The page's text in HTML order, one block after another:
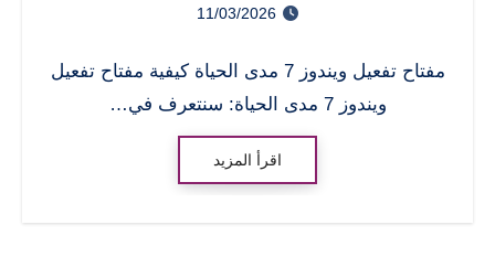
11/03/2026
مفتاح تفعيل ويندوز 7 مدى الحياة كيفية مفتاح تفعيل
ويندوز 7 مدى الحياة: سنتعرف في…
اقرأ المزيد